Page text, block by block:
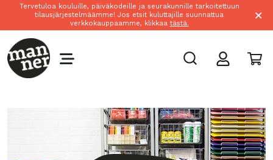
Tervetuloa kouluille, päiväkodeille ja seurakunnille tarkoitettuun
tilausjärjestelmäämme! Jos etsit kuluttajille suunnattua
verkkokauppaamme, klikkaa tästä. ×